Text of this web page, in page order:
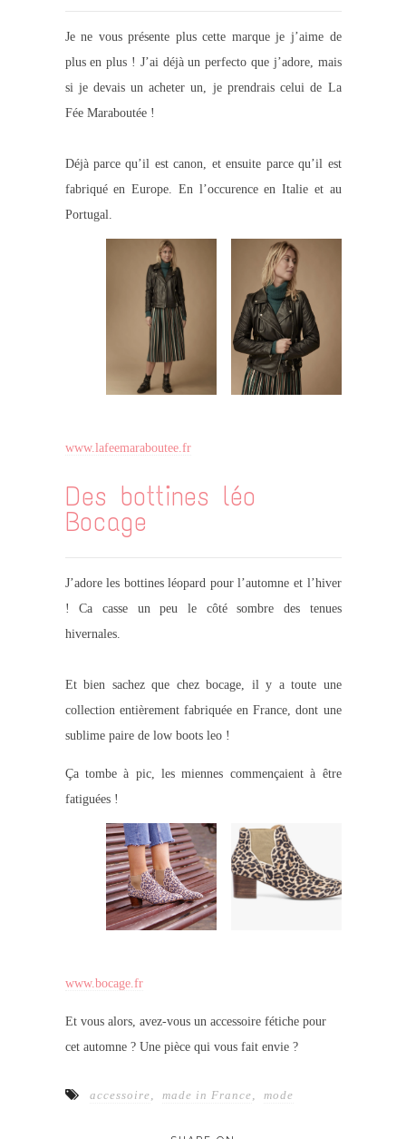
Je ne vous présente plus cette marque je j’aime de
plus en plus ! J’ai déjà un perfecto que j’adore, mais
si je devais un acheter un, je prendrais celui de La
Fée Maraboutée !
Déjà parce qu’il est canon, et ensuite parce qu’il est
fabriqué en Europe. En l’occurence en Italie et au
Portugal.
www.lafeemaraboutee.fr
Des bottines léo
Bocage
J’adore les bottines léopard pour l’automne et l’hiver
! Ca casse un peu le côté sombre des tenues
hivernales.
Et bien sachez que chez bocage, il y a toute une
collection entièrement fabriquée en France, dont une
sublime paire de low boots leo !
Ça tombe à pic, les miennes commençaient à être
fatiguées !
www.bocage.fr
Et vous alors, avez-vous un accessoire fétiche pour
cet automne ? Une pièce qui vous fait envie ?
accessoire, made in France, mode